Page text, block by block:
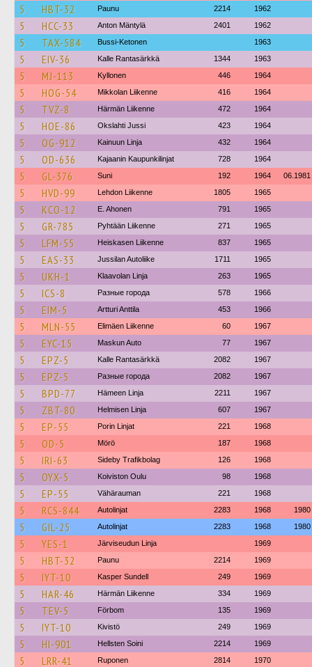
5 HBT-32 Paunu 2214 1962
5 HCC-33 Anton Mäntylä 2401 1962
5 TAX-584 Bussi-Ketonen 1963
5 EIV-36 Kalle Rantasärkkä 1344 1963
5 MJ-113 Kyllonen 446 1964
5 HOG-54 Mikkolan Liikenne 416 1964
5 TVZ-8 Härmän Liikenne 472 1964
5 HOE-86 Okslahti Jussi 423 1964
5 OG-912 Kainuun Linja 432 1964
5 OD-636 Kajaanin Kaupunkilinjat 728 1964
5 GL-376 Suni 192 1964 06.1981
5 HVD-99 Lehdon Liikenne 1805 1965
5 KCO-12 E. Ahonen 791 1965
5 GR-785 Pyhtään Liikenne 271 1965
5 LFM-55 Heiskasen Liikenne 837 1965
5 EAS-33 Jussilan Autoliike 1711 1965
5 UKH-1 Klaavolan Linja 263 1965
5 ICS-8 Разные города 578 1966
5 EIM-5 Artturi Anttila 453 1966
5 MLN-55 Elimäen Liikenne 60 1967
5 EYC-15 Maskun Auto 77 1967
5 EPZ-5 Kalle Rantasärkkä 2082 1967
5 EPZ-5 Разные города 2082 1967
5 BPD-77 Hämeen Linja 2211 1967
5 ZBT-80 Helmisen Linja 607 1967
5 EP-55 Porin Linjat 221 1968
5 OD-5 Mörö 187 1968
5 IRI-63 Sideby Trafikbolag 126 1968
5 OYX-5 Koiviston Oulu 98 1968
5 EP-55 Vähärauman 221 1968
5 RCS-844 Autolinjat 2283 1968 1980
5 GIL-25 Autolinjat 2283 1968 1980
5 YES-1 Järviseudun Linja 1969
5 HBT-32 Paunu 2214 1969
5 IYT-10 Kasper Sundell 249 1969
5 HAR-46 Härmän Liikenne 334 1969
5 TEV-5 Förbom 135 1969
5 IYT-10 Kivistö 249 1969
5 HI-901 Hellsten Soini 2214 1969
5 LRR-41 Ruponen 2814 1970